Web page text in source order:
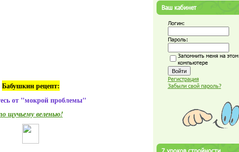
Бабушкин рецепт:
от "мокрой проблемы"
щучьему веленью!
Ваш кабинет
Логин:
Пароль:
Запомнить меня на этом
компьютере
Регистрация
Забыли свой пароль?